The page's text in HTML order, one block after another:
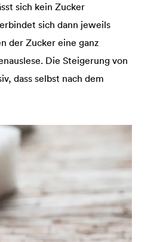
sich kein Zucker
sich dann jeweils
der Zucker eine ganz
Die Steigerung von
dass selbst nach dem